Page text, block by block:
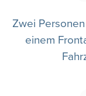
Zwei
einem